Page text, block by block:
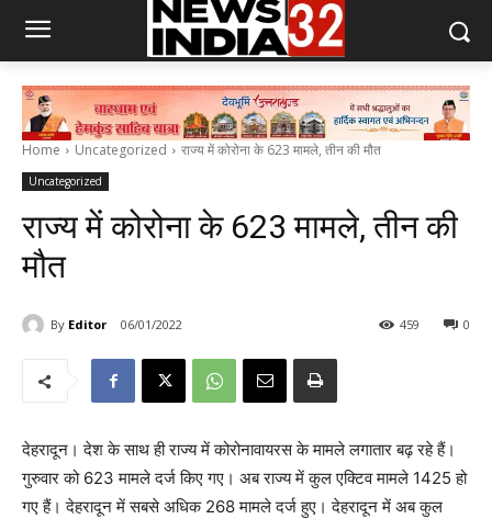
Home Uncategorized राज्य में कोरोना के 623 मामले, तीन की मौत
Uncategorized
राज्य में कोरोना के 623 मामले, तीन की
मौत
By Editor 06/01/2022 0
459
देहरादून। देश के साथ ही राज्य में कोरोनावायरस के मामले लगातार बढ़ रहे हैं।
गुरुवार को 623 मामले दर्ज किए गए। अब राज्य में कुल एक्टिव मामले 1425 हो
गए हैं। देहरादून में सबसे अधिक 268 मामले दर्ज हुए। देहरादून में अब कुल